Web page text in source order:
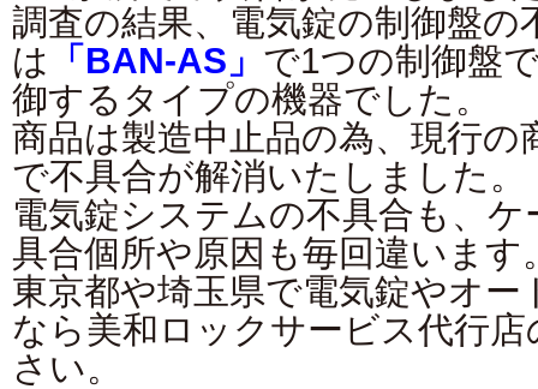
調査の結果、電気錠の制御盤の
は
「BAN-AS」 で1つの制御盤
御するタイプの機器でした。
商品は製造中止品の為、現行の
で不具合が解消いたしました。
電気錠システムの不具合も、
具合個所や原因も毎回違います
東京都や埼玉県で電気錠やオ
なら美和ロックサービス代行
さい。